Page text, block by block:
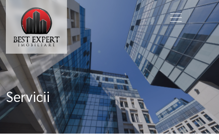
Servicii